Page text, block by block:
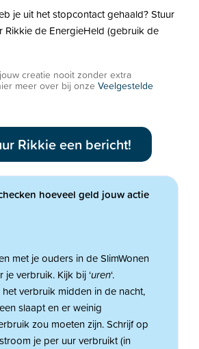
je uit het stopcontact gehaald? Stuur
Rikkie de EnergieHeld (gebruik de
creatie nooit zonder extra
meer over bij onze Veelgestelde
Rikkie een bericht!
hoeveel geld jouw actie
met je ouders in de SlimWonen
je verbruik. Kijk bij ‘uren‘.
het verbruik midden in de nacht,
slaapt en er weinig
zou moeten zijn. Schrijf op
je per uur verbruikt (in